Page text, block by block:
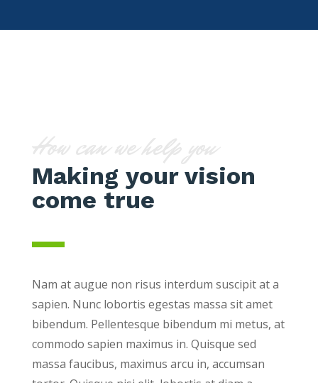
Making your vision
come true
Nam at augue non risus interdum suscipit at a
sapien. Nunc lobortis egestas massa sit amet
bibendum. Pellentesque bibendum mi metus, at
commodo sapien maximus in. Quisque sed
massa faucibus, maximus arcu in, accumsan